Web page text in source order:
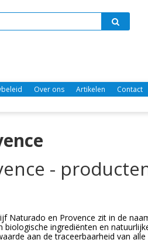
Over ons Artikelen Contact
-
Naturado en Provence zit in de
biologische ingrediënten en
aan de traceerbaarheid van